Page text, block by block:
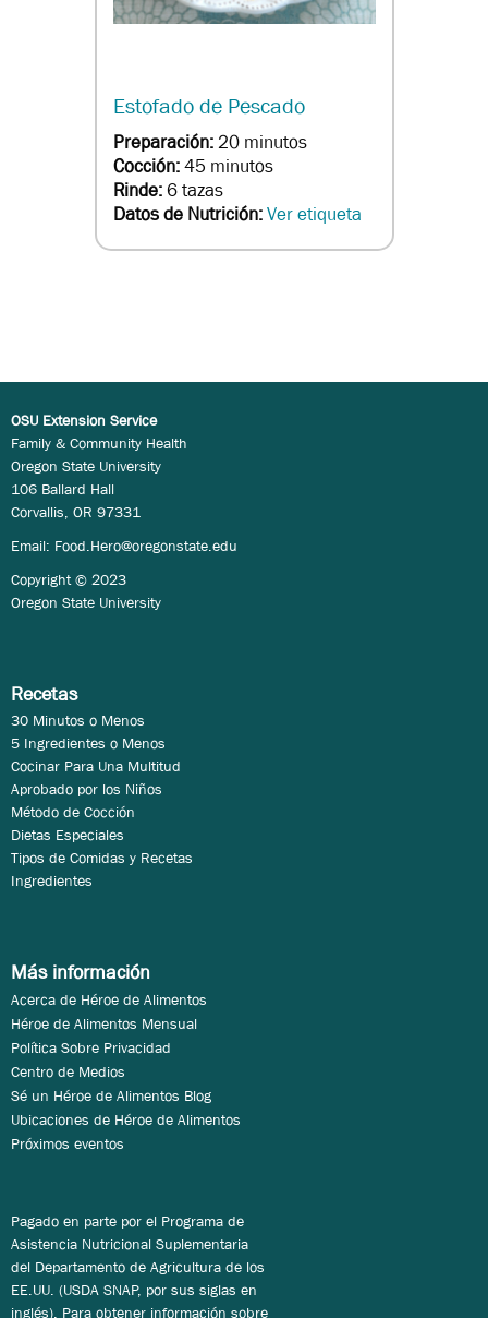
Estofado de Pescado
Preparación:20 minutos
Cocción:45 minutos
Rinde:6 tazas
Datos de Nutrición:Ver etiqueta
OSU Extension Service
Family & Community Health
Oregon State University
106 Ballard Hall
Corvallis, OR 97331
Email: Food.Hero@oregonstate.edu
Copyright © 2023
Oregon State University
Recetas
30 Minutos o Menos
5 Ingredientes o Menos
Cocinar Para Una Multitud
Aprobado por los Niños
Método de Cocción
Dietas Especiales
Tipos de Comidas y Recetas
Ingredientes
Más información
Acerca de Héroe de Alimentos
Héroe de Alimentos Mensual
Política Sobre Privacidad
Centro de Medios
Sé un Héroe de Alimentos Blog
Ubicaciones de Héroe de Alimentos
Próximos eventos
Pagado en parte por el Programa de
Asistencia Nutricional Suplementaria
del Departamento de Agricultura de los
EE.UU. (USDA SNAP, por sus siglas en
inglés). Para obtener información sobre